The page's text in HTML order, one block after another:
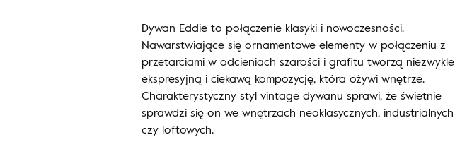
Dywan Eddie to połączenie klasyki i nowoczesności.
Nawarstwiające się ornamentowe elementy w połączeniu z
przetarciami w odcieniach szarości i grafitu tworzą niezwykle
ekspresyjną i ciekawą kompozycję, która ożywi wnętrze.
Charakterystyczny styl vintage dywanu sprawi, że świetnie
sprawdzi się on we wnętrzach neoklasycznych, industrialnych
czy loftowych.